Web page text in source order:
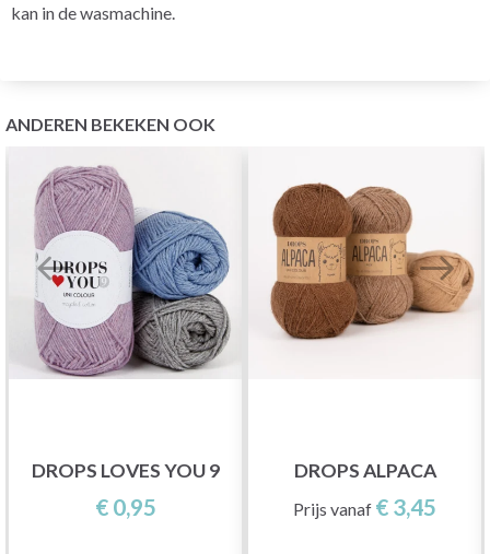
kan in de wasmachine.
ANDEREN BEKEKEN OOK
DROPS LOVES YOU 9
€ 0,95
DROPS ALPACA
Prijs vanaf € 3,45